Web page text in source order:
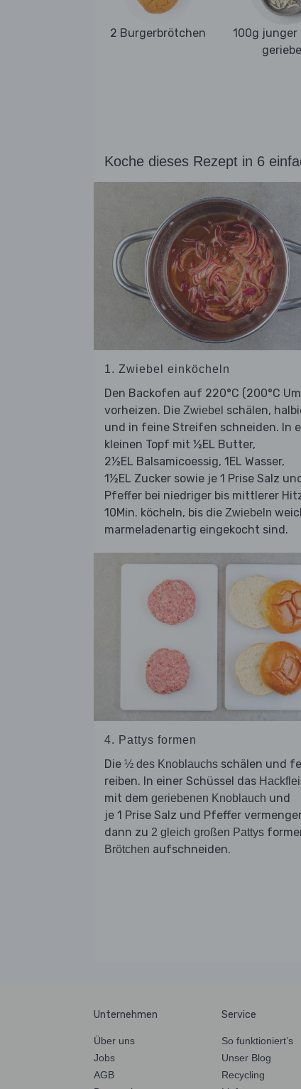
2 Burgerbrötchen
100g junger
Koche dieses Rezept in 6
1. Zwiebel einköcheln
Den Backofen auf 220°C (200°C
vorheizen. Die Zwiebel schälen,
und in feine Streifen schneiden. In
kleinen Topf mit ½EL Butter,
2½EL Balsamicoessig, 1EL Wasser,
1½EL Zucker sowie je 1 Prise Salz
Pfeffer bei niedriger bis mittlerer
10Min. köcheln, bis die Zwiebeln
marmeladenartig eingekocht sind.
4. Pattys formen
Die ½ des Knoblauchs schälen und
reiben. In einer Schüssel das
mit dem geriebenen Knoblauch und
je 1 Prise Salz und Pfeffer
dann zu 2 gleich großen Pattys
Brötchen aufschneiden.
Unternehmen
Über uns
Jobs
AGB
Service
So funktioniert’s
Unser Blog
Recycling